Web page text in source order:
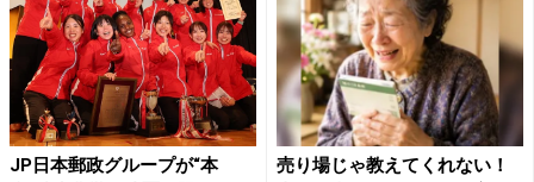
JP日本郵政グループが“本
売り場じゃ教えてくれない！